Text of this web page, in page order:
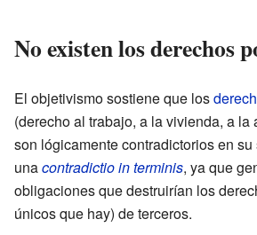
No existen los derechos
El objetivismo sostiene que los
(derecho al trabajo, a la vivienda, a la
son lógicamente contradictorios en
unacontradictio in terminis, ya que
obligaciones que destruirían los
únicos que hay) de terceros.